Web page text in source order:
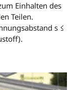
Einhalten des
Teilen.
s ≤